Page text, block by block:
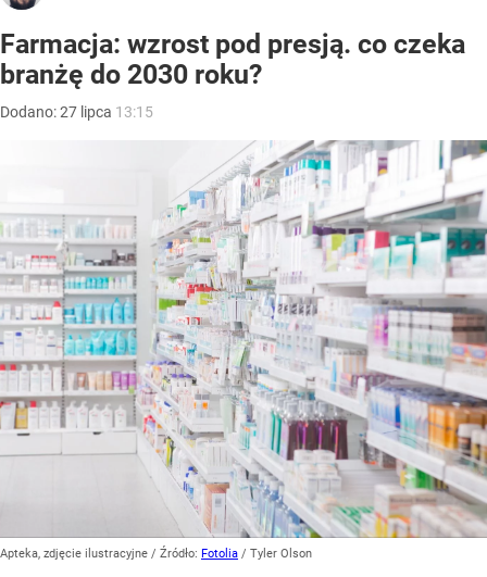
Farmacja: wzrost pod presją. co czeka
branżę do 2030 roku?
Dodano:27 lipca 13:15
Apteka, zdjęcie ilustracyjne / Źródło: Fotolia / Tyler Olson